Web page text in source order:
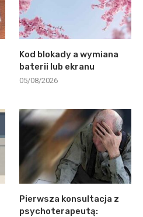
Kod blokady a wymiana
baterii lub ekranu
05/08/2026
Pierwsza konsultacja z
psychoterapeutą: